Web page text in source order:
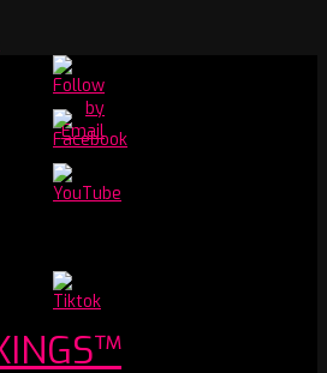
Youtube
Channel